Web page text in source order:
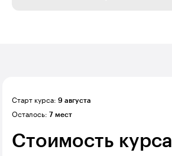
Старт курса: 9 августа
Осталось: 7 мест
Стоимость курса